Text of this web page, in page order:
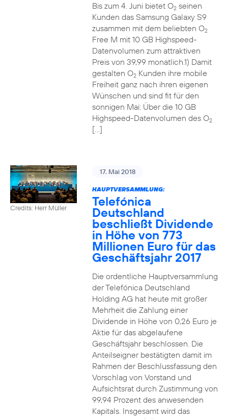
Bis zum 4. Juni bietet O2seinen
Kunden das Samsung Galaxy S9
zusammen mit dem beliebten O2
Free M mit 10 GB Highspeed-
Datenvolumen zum attraktiven
Preis von 39,99 monatlich.1) Damit
gestalten O2Kunden ihre mobile
Freiheit ganz nach ihren eigenen
Wünschen und sind fit für den
sonnigen Mai: Über die 10 GB
Highspeed-Datenvolumen des O2
[…]
Credits: Herr Müller
17. Mai 2018
HAUPTVERSAMMLUNG:
Telefónica
Deutschland
beschließt Dividende
in Höhe von 773
Millionen Euro für das
Geschäftsjahr 2017
Die ordentliche Hauptversammlung
der Telefónica Deutschland
Holding AG hat heute mit großer
Mehrheit die Zahlung einer
Dividende in Höhe von 0,26 Euro je
Aktie für das abgelaufene
Geschäftsjahr beschlossen. Die
Anteilseigner bestätigten damit im
Rahmen der Beschlussfassung den
Vorschlag von Vorstand und
Aufsichtsrat durch Zustimmung von
99,94 Prozent des anwesenden
Kapitals. Insgesamt wird das